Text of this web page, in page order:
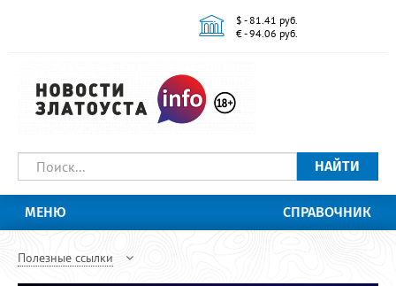
$ - 81.41 руб.
€ - 94.06 руб.
НАЙТИ
МЕНЮ СПРАВОЧНИК
Полезные ссылки